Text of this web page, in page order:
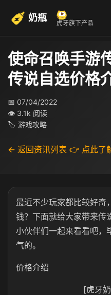
奶瓶 虎牙旗下产品
使命召唤手游
传说自选价格
📅 07/04/2022
👁 3.1k 阅读
🏷 游戏攻略
← 返回资讯列表 👉 点此了
最近不少玩家都比较好奇
钱？下面就给大家带来传
小伙伴们一起来看看吧，
气的。
价格介绍
[虎牙